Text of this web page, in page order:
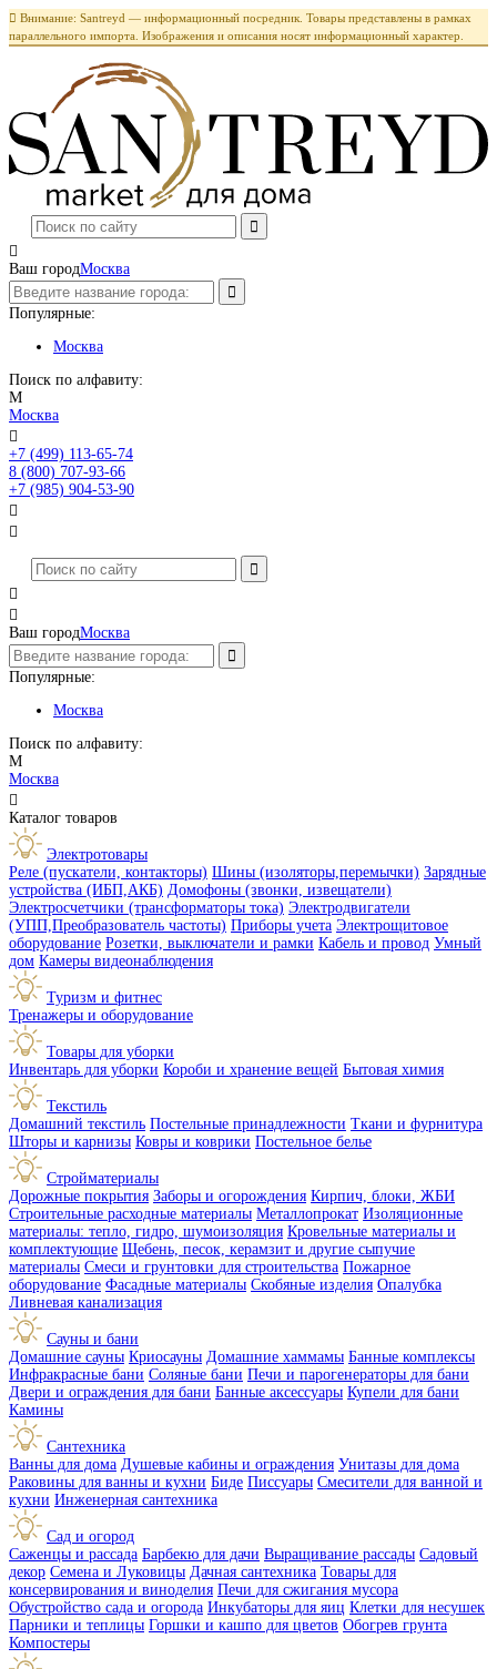
 Внимание: Santreyd — информационный посредник. Товары представлены в рамках
параллельного импорта. Изображения и описания носят информационный характер.

Ваш городМосква
Популярные:
Москва
Поиск по алфавиту:
М
Москва

+7 (499) 113-65-74
8 (800) 707-93-66
+7 (985) 904-53-90




Ваш городМосква
Популярные:
Москва
Поиск по алфавиту:
М
Москва

Каталог товаров
Электротовары
Реле (пускатели, контакторы) Шины (изоляторы,перемычки) Зарядные
устройства (ИБП,АКБ) Домофоны (звонки, извещатели)
Электросчетчики (трансформаторы тока) Электродвигатели
(УПП,Преобразователь частоты) Приборы учета Электрощитовое
оборудование Розетки, выключатели и рамки Кабель и провод Умный
дом Камеры видеонаблюдения
Туризм и фитнес
Тренажеры и оборудование
Товары для уборки
Инвентарь для уборки Короби и хранение вещей Бытовая химия
Текстиль
Домашний текстиль Постельные принадлежности Ткани и фурнитура
Шторы и карнизы Ковры и коврики Постельное белье
Стройматериалы
Дорожные покрытия Заборы и огорождения Кирпич, блоки, ЖБИ
Строительные расходные материалы Металлопрокат Изоляционные
материалы: тепло, гидро, шумоизоляция Кровельные материалы и
комплектующие Щебень, песок, керамзит и другие сыпучие
материалы Смеси и грунтовки для строительства Пожарное
оборудование Фасадные материалы Скобяные изделия Опалубка
Ливневая канализация
Сауны и бани
Домашние сауны Криосауны Домашние хаммамы Банные комплексы
Инфракрасные бани Соляные бани Печи и парогенераторы для бани
Двери и ограждения для бани Банные аксессуары Купели для бани
Камины
Сантехника
Ванны для дома Душевые кабины и ограждения Унитазы для дома
Раковины для ванны и кухни Биде Писсуары Смесители для ванной и
кухни Инженерная сантехника
Сад и огород
Саженцы и рассада Барбекю для дачи Выращивание рассады Садовый
декор Семена и Луковицы Дачная сантехника Товары для
консервирования и виноделия Печи для сжигания мусора
Обустройство сада и огорода Инкубаторы для яиц Клетки для несушек
Парники и теплицы Горшки и кашпо для цветов Обогрев грунта
Компостеры